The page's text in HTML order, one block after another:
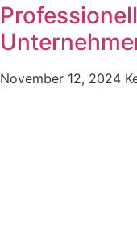
November 12, 2024